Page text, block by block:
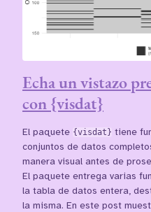
Echa un vistazo
con {visdat}
El paquete {visdat} tiene
conjuntos de datos
manera visual antes de
El paquete entrega varias
la tabla de datos entera,
la misma. En este post